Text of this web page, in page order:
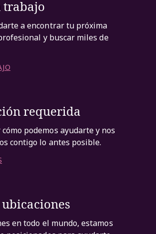
trabajo
a encontrar tu próxima
y buscar miles de
requerida
podemos ayudarte y nos
contigo lo antes posible.
en todo el mundo, estamos